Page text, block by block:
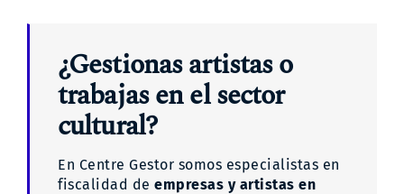
¿Gestionas artistas o
trabajas en el sector
cultural?
En Centre Gestor somos especialistas en
fiscalidad de empresas y artistas en